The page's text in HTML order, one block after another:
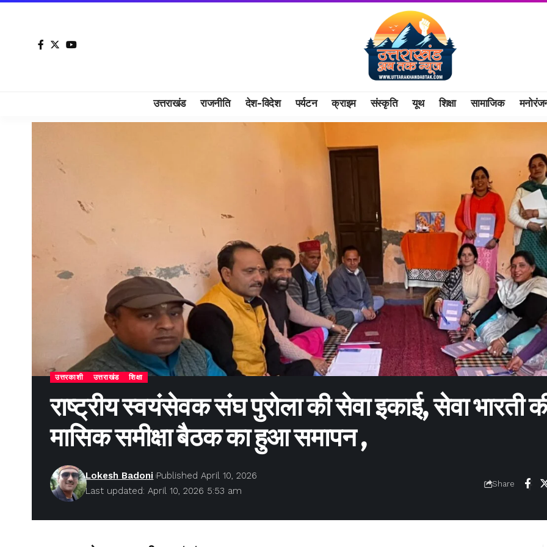
उत्तराखंड राजनीति देश-विदेश पर्यटन क्राइम संस्कृति यूथ शिक्षा सामाजिक
उत्तरकाशी उत्तराखंड शिक्षा
राष्ट्रीय स्वयंसेवक संघ पुरोला की सेवा इकाई, सेवा भारती
मासिक समीक्षा बैठक का हुआ समापन ,
Last updated: April 10, 2026 5:53 am
Lokesh Badoni Published April 10, 2026
Share